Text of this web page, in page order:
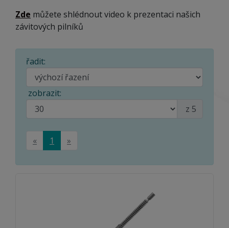
Zde můžete shlédnout video k prezentaci našich
závitových pilníků
řadit:
zobrazit:
z 5
« 1 »